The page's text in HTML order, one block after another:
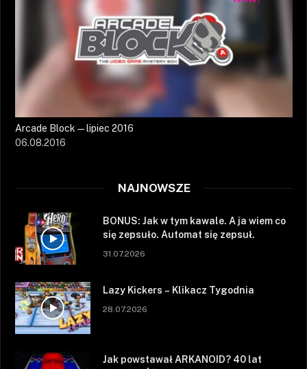
Arcade Block — lipiec 2016
06.08.2016
NAJNOWSZE
BONUS: Jak w tym kawale. A ja wiem co
się zepsuło. Automat się zepsuł.
31.07.2026
Lazy Kickers – Klikacz Tygodnia
28.07.2026
Jak powstawał ARKANOID? 40 lat